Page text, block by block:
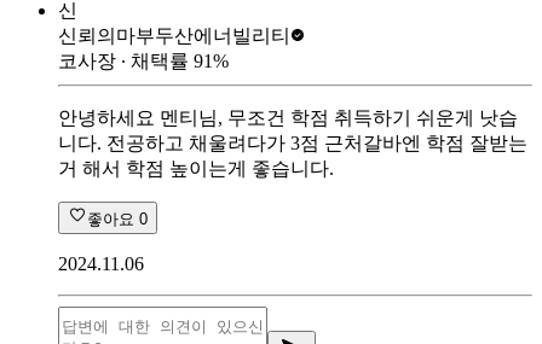
신
신뢰의마부두산에너빌리티
코사장 ∙ 채택률 91%
안녕하세요 멘티님, 무조건 학점 취득하기 쉬운게 낫습
니다. 전공하고 채울려다가 3점 근처갈바엔 학점 잘받는
거 해서 학점 높이는게 좋습니다.
좋아요 0
2024.11.06